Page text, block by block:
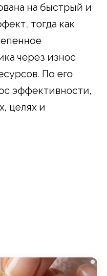
на быстрый и
тогда как
через износ
По его
эффективности,
целях и
i